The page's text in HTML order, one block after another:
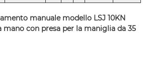
manuale modello LSJ 10KN
con presa per la maniglia da 35